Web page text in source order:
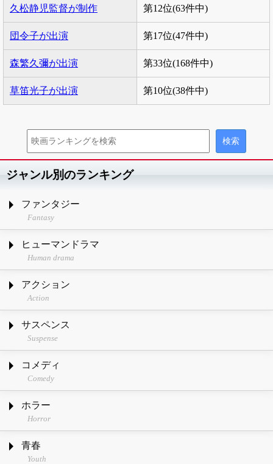
久松静児監督が制作 第12位(63件中)
団令子が出演 第17位(47件中)
森繁久彌が出演 第33位(168件中)
草笛光子が出演 第10位(38件中)
ジャンル別のランキング
ファンタジー
Fantasy
ヒューマンドラマ
Human drama
アクション
Action
サスペンス
Suspense
コメディ
Comedy
ホラー
Horror
青春
Youth